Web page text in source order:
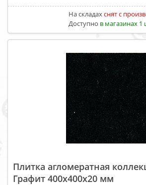
На складахcнят с
Доступно в магазинах 1
Плитка агломератная
Графит 400х400х20 мм